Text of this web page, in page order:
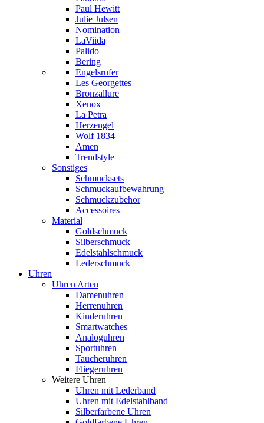
Paul Hewitt
Julie Julsen
Nomination
LaViida
Palido
Bering
Engelsrufer
Les Georgettes
Bronzallure
Xenox
La Petra
Herzengel
Wolf 1834
Amen
Trendstyle
Sonstiges
Schmucksets
Schmuckaufbewahrung
Schmuckzubehör
Accessoires
Material
Goldschmuck
Silberschmuck
Edelstahlschmuck
Lederschmuck
Uhren
Uhren Arten
Damenuhren
Herrenuhren
Kinderuhren
Smartwatches
Analoguhren
Sportuhren
Taucheruhren
Fliegeruhren
Weitere Uhren
Uhren mit Lederband
Uhren mit Edelstahlband
Silberfarbene Uhren